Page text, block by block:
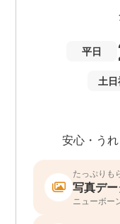
平日
土日
安心・う
たっぷりも
写真デ
ニューボー